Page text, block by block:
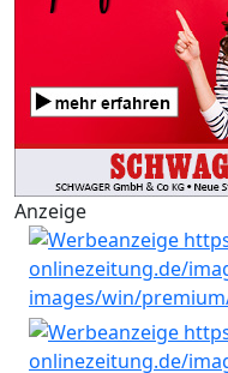
Anzeige